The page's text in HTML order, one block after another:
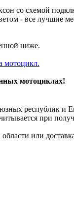
со схемой
- все лучшие
ниже.
мотоциклах!
республик
при
или